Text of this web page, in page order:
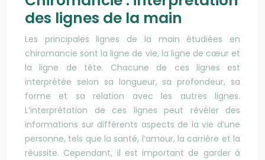
des lignes de la main
Les principales lignes de la main étudiées en
chiromancie sont la ligne de vie, la ligne de cœur et
la ligne de tête. Chacune de ces lignes est
interprétée selon sa longueur, sa profondeur, sa
forme et sa relation avec les autres lignes.
L’interprétation de ces lignes peut révéler des
informations sur différents aspects de la vie d’une
personne, tels que la santé, l’amour, la carrière et la
réussite. Cependant, il est important de garder à